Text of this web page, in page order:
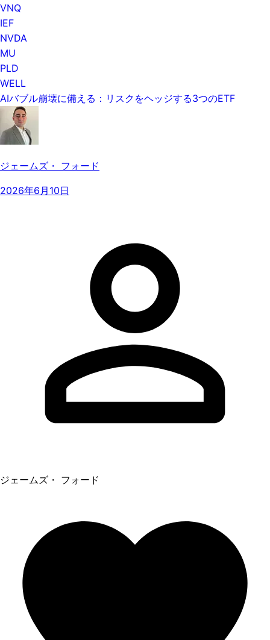
VNQ
IEF
NVDA
MU
PLD
WELL
AIバブル崩壊に備える：リスクをヘッジする3つのETF
ジェームズ・ フォード
2026年6月10日
ジェームズ・ フォード